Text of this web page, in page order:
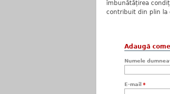
îmbunătățirea
contribuit din plin la
Adaugă
Numele
E-mail *